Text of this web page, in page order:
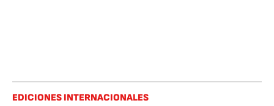
EDICIONES INTERNACIONALES